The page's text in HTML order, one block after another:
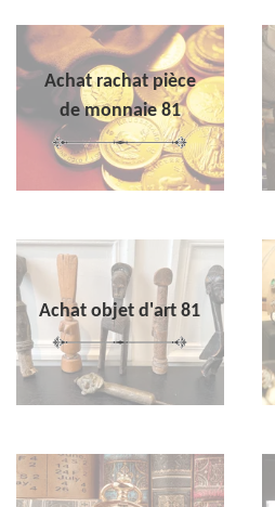
Achat rachat pièce
de monnaie 81
Achat objet d'art 81